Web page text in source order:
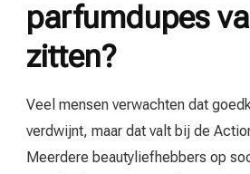
parfumdupes
zitten?
Veel mensen verwachten dat
verdwijnt, maar dat valt bij de
Meerdere beautyliefhebbers op